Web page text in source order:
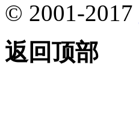
© 2001-2017
返回顶部